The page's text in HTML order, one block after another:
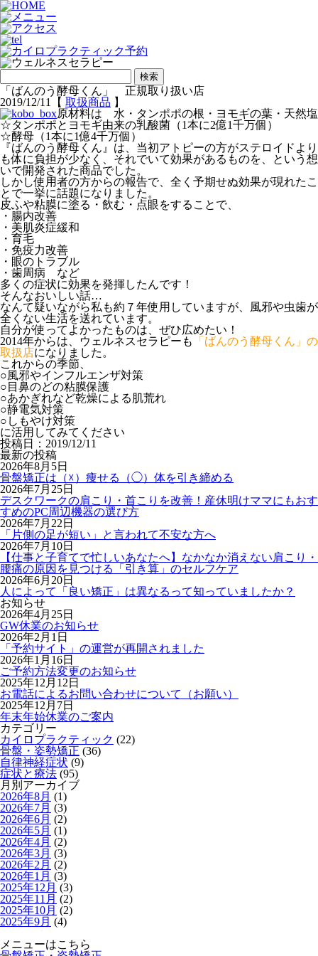
検
索:
「ばんのう酵母くん」 正規取り扱い店
2019/12/11【 取扱商品 】
原材料は 水・タンポポの根・ヨモギの葉・天然塩
☆タンポポとヨモギ由来の乳酸菌（1本に2億1千万個）
☆酵母（1本に1億4千万個）
『ばんのう酵母くん』は、当初アトピーの方がステロイドより
も体に負担が少なく、それでいて効果があるものを、という想
いで開発された商品でした。
しかし使用者の方からの報告で、全く予期せぬ効果が現れたこ
とで一挙に話題になりました。
皮ふや粘膜に塗る・飲む・点眼をすることで、
・腸内改善
・美肌炎症緩和
・育毛
・免疫力改善
・眼のトラブル
・歯周病 など
多くの症状に効果を発揮したんです！
そんなおいしい話…
なんて疑いながら私も約７年使用していますが、風邪や虫歯が
全くない生活を送れています。
自分が使ってよかったものは、ぜひ広めたい！
2014年からは、
ウェルネスセラピーも
「ばんのう酵母くん」の
取扱店になりました。
これからの季節、
○風邪やインフルエンザ対策
○目鼻のどの粘膜保護
○あかぎれなど乾燥による肌荒れ
○静電気対策
○しもやけ対策
に活用してみてください
投稿日：2019/12/11
最新の投稿
2026年8月5日
骨盤矯正は（☓）痩せる（◯）体を引き締める
2026年7月25日
デスクワークの肩こり・首こりを改善！産休明けママにもおす
すめのPC周辺機器の選び方
2026年7月22日
「片側の足が短い」と言われて不安な方へ
2026年7月10日
【仕事と子育てで忙しいあなたへ】なかなか消えない肩こり・
腰痛の原因を見つける「引き算」のセルフケア
2026年6月20日
人によって「良い矯正」は異なるって知っていましたか？
お知らせ
2026年4月25日
GW休業のお知らせ
2026年2月1日
「予約サイト」の運営が再開されました
2026年1月16日
ご予約方法変更のお知らせ
2025年12月12日
お電話によるお問い合わせについて（お願い）
2025年12月7日
年末年始休業のご案内
カテゴリー
カイロプラクティック (22)
骨盤・姿勢矯正 (36)
自律神経症状 (9)
症状と療法 (95)
月別アーカイブ
2026年8月 (1)
2026年7月 (3)
2026年6月 (2)
2026年5月 (1)
2026年4月 (2)
2026年3月 (3)
2026年2月 (2)
2026年1月 (3)
2025年12月 (3)
2025年11月 (2)
2025年10月 (2)
2025年9月 (4)
メニューはこちら